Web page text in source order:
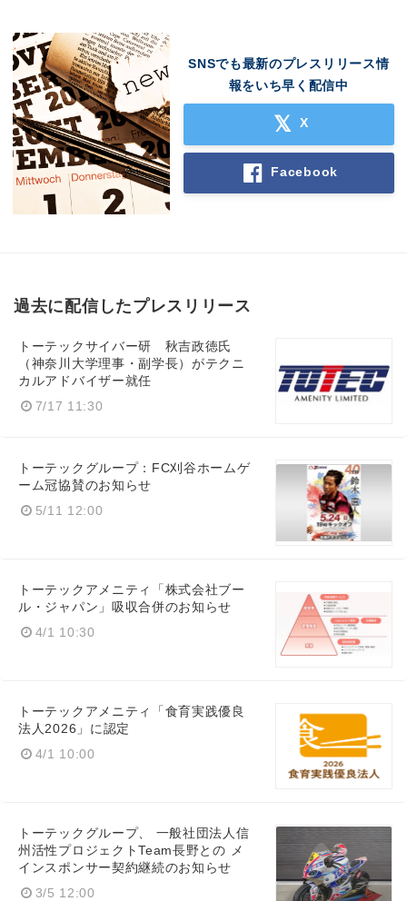
SNSでも最新のプレスリリース情
報をいち早く配信中
X
Facebook
過去に配信したプレスリリース
トーテックサイバー研 秋吉政徳氏
（神奈川大学理事・副学長）がテクニ
カルアドバイザー就任
7/17 11:30
トーテックグループ：FC刈谷ホームゲ
ーム冠協賛のお知らせ
5/11 12:00
トーテックアメニティ「株式会社ブー
ル・ジャパン」吸収合併のお知らせ
4/1 10:30
トーテックアメニティ「食育実践優良
法人2026」に認定
4/1 10:00
トーテックグループ、 一般社団法人信
州活性プロジェクトTeam長野との メ
インスポンサー契約継続のお知らせ
3/5 12:00